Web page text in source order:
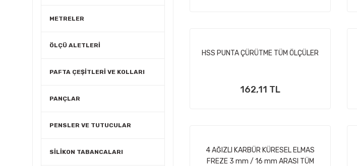
METRELER
ÖLÇÜ ALETLERİ
PAFTA ÇEŞİTLERİ VE KOLLARI
PANÇLAR
PENSLER VE TUTUCULAR
SİLİKON TABANCALARI
HSS PUNTA ÇÜRÜTME TÜM ÖLÇÜLER
162,11 TL
4 AĞIZLI KARBÜR KÜRESEL ELMAS
FREZE 3 mm / 16 mm ARASI TÜM